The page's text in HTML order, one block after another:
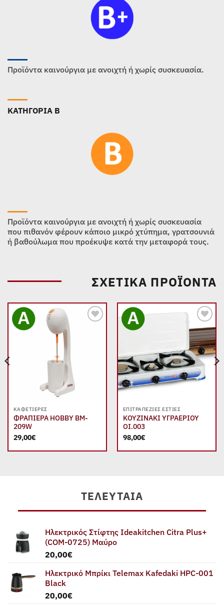
Προϊόντα καινούργια με ανοιχτή ή χωρίς συσκευασία.
ΚΑΤΗΓΟΡΙΑ B
Προϊόντα καινούργια με ανοιχτή ή χωρίς συσκευασία
που πιθανόν φέρουν κάποιο μικρό χτύπημα, γρατσουνιά
ή βαθούλωμα που προέκυψε κατά την μεταφορά τους.
ΣΧΕΤΙΚΆ ΠΡΟΪΌΝΤΑ
ΚΑΦΕΤΙΈΡΕΣ
ΦΡΑΠΙΕΡΑ HOBBY BM-
209W
29,00€
Add to
wishlist
ΕΠΙΤΡΑΠΈΖΙΕΣ ΕΣΤΊΕΣ
ΚΟΥΖΙΝΑΚΙ ΥΓΡΑΕΡΙΟΥ
ΟΙ.003
98,00€
ΤΕΛΕΥΤΑΊΑ
Ηλεκτρικός Στίφτης Ideakitchen Citra Plus+
(COM-0725) Μαύρο
20,00€
Ηλεκτρικό Μπρίκι Telemax Kafedaki HPC-001
Black
20,00€